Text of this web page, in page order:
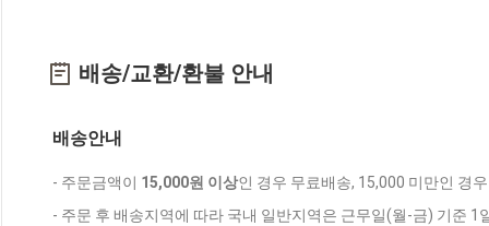
배송/교환/환불 안내
배송안내
- 주문금액이 15,000원 이상인 경우 무료배송, 15,000 미만인 경
- 주문 후 배송지역에 따라 국내 일반지역은 근무일(월-금) 기준